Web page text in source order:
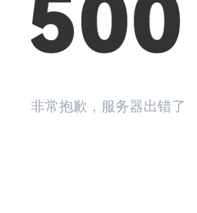
非常抱歉，服务器出错了